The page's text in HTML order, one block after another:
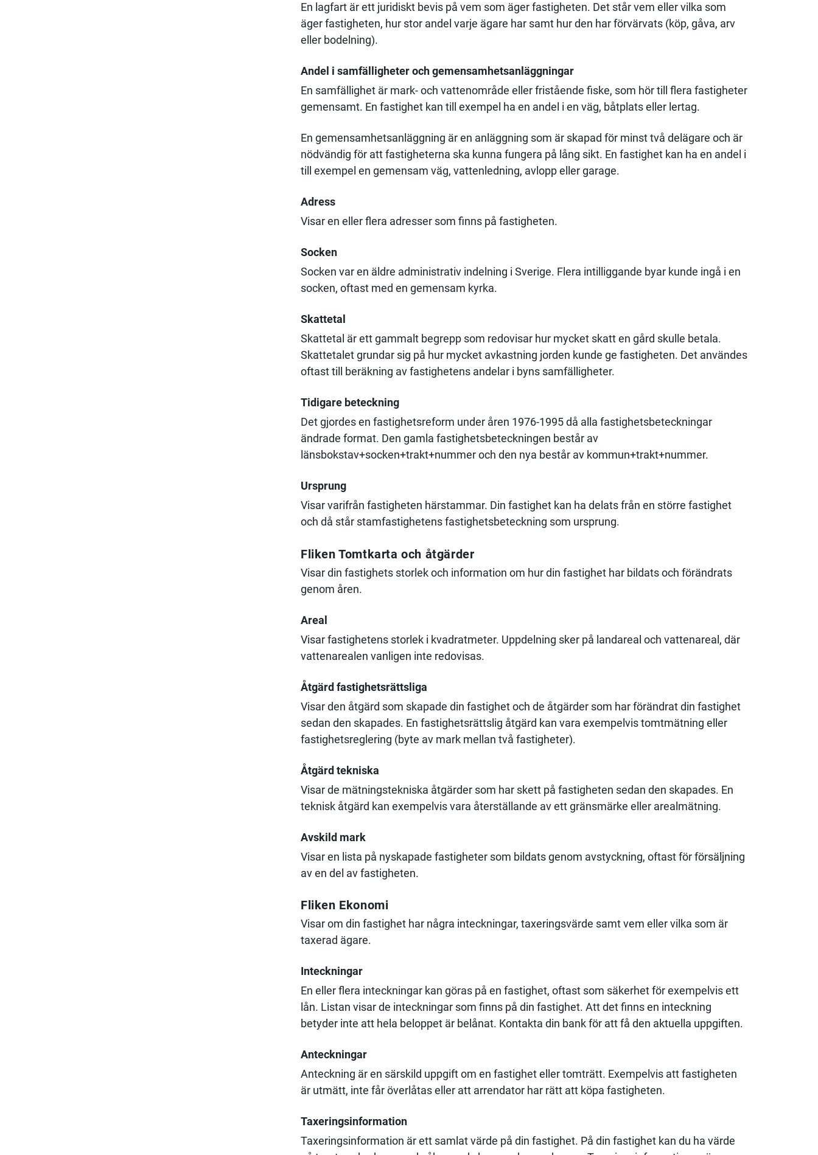
En lagfart är ett juridiskt bevis på vem som äger fastigheten. Det står vem eller vilka som
äger fastigheten, hur stor andel varje ägare har samt hur den har förvärvats (köp, gåva, arv
eller bodelning).
Andel i samfälligheter och gemensamhetsanläggningar
En samfällighet är mark- och vattenområde eller fristående fiske, som hör till flera fastigheter
gemensamt. En fastighet kan till exempel ha en andel i en väg, båtplats eller lertag.
En gemensamhetsanläggning är en anläggning som är skapad för minst två delägare och är
nödvändig för att fastigheterna ska kunna fungera på lång sikt. En fastighet kan ha en andel i
till exempel en gemensam väg, vattenledning, avlopp eller garage.
Adress
Visar en eller flera adresser som finns på fastigheten.
Socken
Socken var en äldre administrativ indelning i Sverige. Flera intilliggande byar kunde ingå i en
socken, oftast med en gemensam kyrka.
Skattetal
Skattetal är ett gammalt begrepp som redovisar hur mycket skatt en gård skulle betala.
Skattetalet grundar sig på hur mycket avkastning jorden kunde ge fastigheten. Det användes
oftast till beräkning av fastighetens andelar i byns samfälligheter.
Tidigare beteckning
Det gjordes en fastighetsreform under åren 1976-1995 då alla fastighetsbeteckningar
ändrade format. Den gamla fastighetsbeteckningen består av
länsbokstav+socken+trakt+nummer och den nya består av kommun+trakt+nummer.
Ursprung
Visar varifrån fastigheten härstammar. Din fastighet kan ha delats från en större fastighet
och då står stamfastighetens fastighetsbeteckning som ursprung.
Fliken Tomtkarta och åtgärder
Visar din fastighets storlek och information om hur din fastighet har bildats och förändrats
genom åren.
Areal
Visar fastighetens storlek i kvadratmeter. Uppdelning sker på landareal och vattenareal, där
vattenarealen vanligen inte redovisas.
Åtgärd fastighetsrättsliga
Visar den åtgärd som skapade din fastighet och de åtgärder som har förändrat din fastighet
sedan den skapades. En fastighetsrättslig åtgärd kan vara exempelvis tomtmätning eller
fastighetsreglering (byte av mark mellan två fastigheter).
Åtgärd tekniska
Visar de mätningstekniska åtgärder som har skett på fastigheten sedan den skapades. En
teknisk åtgärd kan exempelvis vara återställande av ett gränsmärke eller arealmätning.
Avskild mark
Visar en lista på nyskapade fastigheter som bildats genom avstyckning, oftast för försäljning
av en del av fastigheten.
Fliken Ekonomi
Visar om din fastighet har några inteckningar, taxeringsvärde samt vem eller vilka som är
taxerad ägare.
Inteckningar
En eller flera inteckningar kan göras på en fastighet, oftast som säkerhet för exempelvis ett
lån. Listan visar de inteckningar som finns på din fastighet. Att det finns en inteckning
betyder inte att hela beloppet är belånat. Kontakta din bank för att få den aktuella uppgiften.
Anteckningar
Anteckning är en särskild uppgift om en fastighet eller tomträtt. Exempelvis att fastigheten
är utmätt, inte får överlåtas eller att arrendator har rätt att köpa fastigheten.
Taxeringsinformation
Taxeringsinformation är ett samlat värde på din fastighet. På din fastighet kan du ha värde